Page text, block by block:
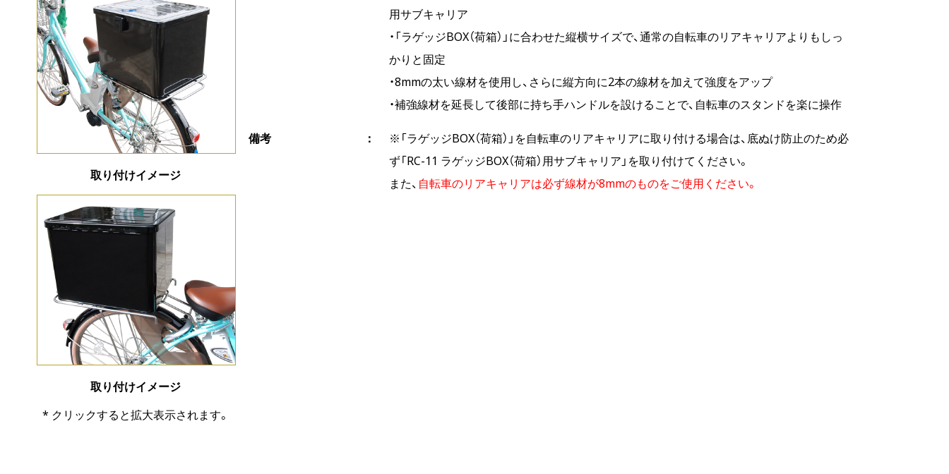
取り付けイメージ
取り付けイメージ
* クリックすると拡大表示されます。
用サブキャリア
・「ラゲッジBOX（荷箱）」に合わせた縦横サイズで、通常の自転車のリアキャリアよりもしっ
かりと固定
・8mmの太い線材を使用し、さらに縦方向に2本の線材を加えて強度をアップ
・補強線材を延長して後部に持ち手ハンドルを設けることで、自転車のスタンドを楽に操作
備考
※「ラゲッジBOX（荷箱）」を自転車のリアキャリアに取り付ける場合は、底ぬけ防止のため必
ず「RC-11 ラゲッジBOX（荷箱）用サブキャリア」を取り付けてください。
また、 自転車のリアキャリアは必ず線材が8mmのものをご使用ください。